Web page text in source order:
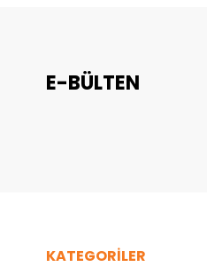
E-BÜLTEN
KATEGORİLER